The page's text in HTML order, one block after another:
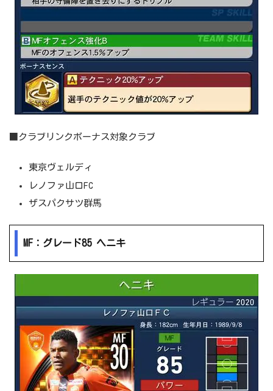
■クラブリンクボーナス対象クラブ
東京ヴェルディ
レノファ山口FC
ザスパクサツ群馬
MF：グレード85 ヘニキ